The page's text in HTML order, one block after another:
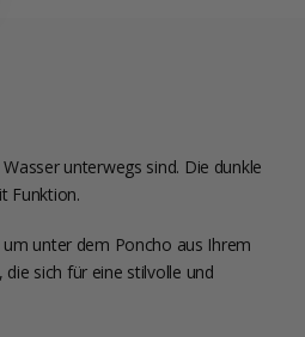
unterwegs sind. Die dunkle
Funktion.
unter dem Poncho aus Ihrem
sich für eine stilvolle und